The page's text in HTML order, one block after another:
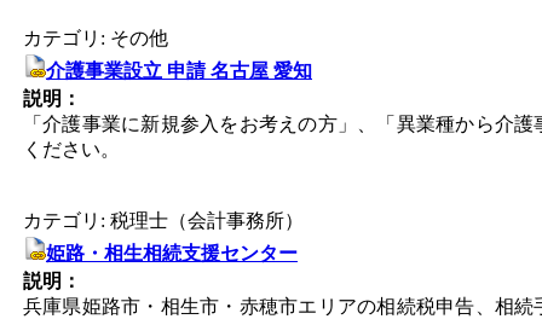
カテゴリ: その他
介護事業設立 申請 名古屋 愛知
説明：
「介護事業に新規参入をお考えの方」、「異業種から介
ください。
カテゴリ: 税理士（会計事務所）
姫路・相生相続支援センター
説明：
兵庫県姫路市・相生市・赤穂市エリアの相続税申告、相